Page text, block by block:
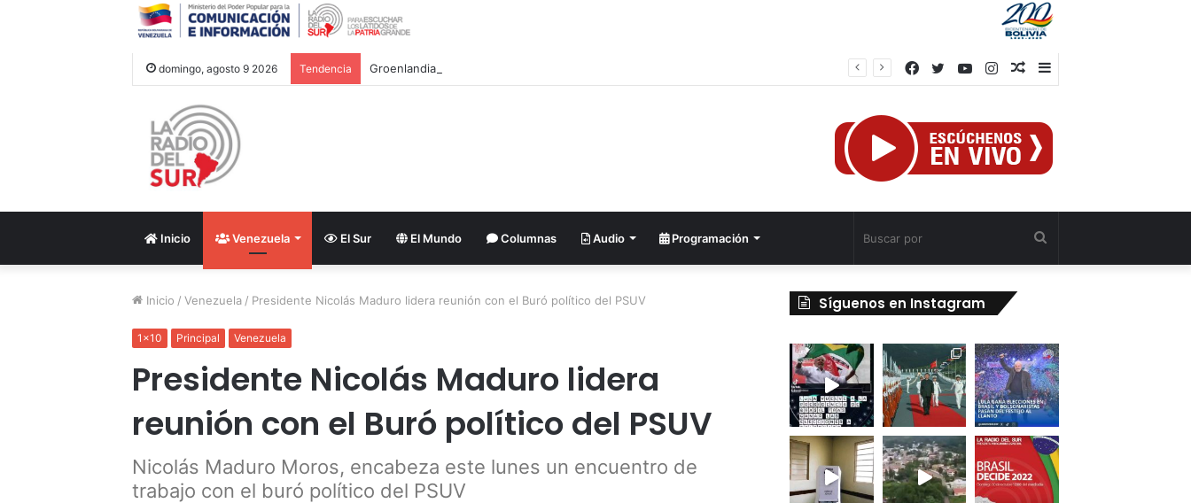
domingo, agosto 9 2026 Tendencia Groenlandia lanza una fuerte advertencia a empresa petrolera vinculada a Trump
Barra
Publicación
azar
Instagram
YouTube
Twitter
Facebook
Inicio Venezuela El Sur El Mundo Columnas Audio Programación
Inicio / Venezuela / Presidente Nicolás Maduro lidera reunión con el Buró político del PSUV
1x10 Principal Venezuela
Presidente Nicolás Maduro lidera
reunión con el Buró político del PSUV
Nicolás Maduro Moros, encabeza este lunes un encuentro de
trabajo con el buró político del PSUV
Síguenos en Instagram